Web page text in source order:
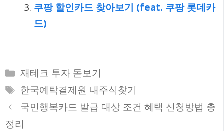
쿠팡 할인카드 찾아보기 (feat. 쿠팡 롯데카
드)
카
테
고
리
재테크 투자 돋보기
태
그
한국예탁결제원 내주식찾기
국민행복카드 발급 대상 조건 혜택 신청방법 총
정리